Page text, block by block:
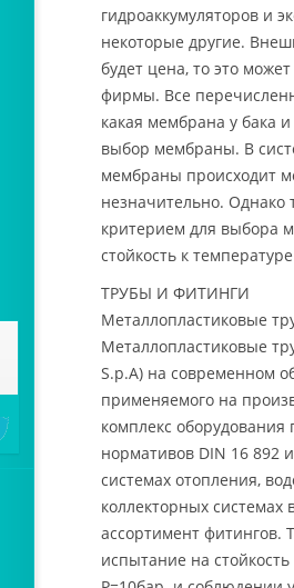
гидроаккумуляторов и
некоторые другие.
будет цена, то это
фирмы. Все
какая мембрана у бака
выбор мембраны. В
мембраны происходит
незначительно. Однако
критерием для выбора
стойкость к
ТРУБЫ И ФИТИНГИ
Металлопластиковые
Металлопластиковые
S.p.A) на современном
применяемого на
комплекс оборудования
нормативов DIN 16 892
системах отопления,
коллекторных
ассортимент
испытание на